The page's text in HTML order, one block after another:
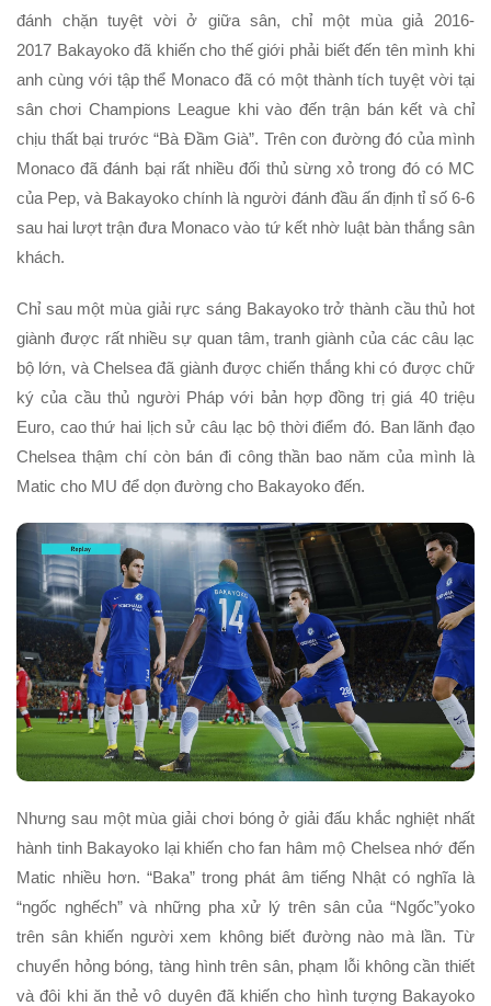
đánh chặn tuyệt vời ở giữa sân, chỉ một mùa giả 2016-
2017 Bakayoko đã khiến cho thế giới phải biết đến tên mình khi
anh cùng với tập thể Monaco đã có một thành tích tuyệt vời tại
sân chơi Champions League khi vào đến trận bán kết và chỉ
chịu thất bại trước “Bà Đầm Già”. Trên con đường đó của mình
Monaco đã đánh bại rất nhiều đối thủ sừng xỏ trong đó có MC
của Pep, và Bakayoko chính là người đánh đầu ấn định tỉ số 6-6
sau hai lượt trận đưa Monaco vào tứ kết nhờ luật bàn thắng sân
khách.
Chỉ sau một mùa giải rực sáng Bakayoko trở thành cầu thủ hot
giành được rất nhiều sự quan tâm, tranh giành của các câu lạc
bộ lớn, và Chelsea đã giành được chiến thắng khi có được chữ
ký của cầu thủ người Pháp với bản hợp đồng trị giá 40 triệu
Euro, cao thứ hai lịch sử câu lạc bộ thời điểm đó. Ban lãnh đạo
Chelsea thậm chí còn bán đi công thần bao năm của mình là
Matic cho MU để dọn đường cho Bakayoko đến.
Nhưng sau một mùa giải chơi bóng ở giải đấu khắc nghiệt nhất
hành tinh Bakayoko lại khiến cho fan hâm mộ Chelsea nhớ đến
Matic nhiều hơn. “Baka” trong phát âm tiếng Nhật có nghĩa là
“ngốc nghếch” và những pha xử lý trên sân của “Ngốc”yoko
trên sân khiến người xem không biết đường nào mà lần. Từ
chuyển hỏng bóng, tàng hình trên sân, phạm lỗi không cần thiết
và đôi khi ăn thẻ vô duyên đã khiến cho hình tượng Bakayoko